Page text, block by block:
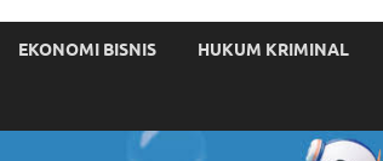
EKONOMI BISNIS HUKUM KRIMINAL